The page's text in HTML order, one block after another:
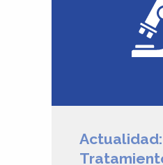
Actualidad: